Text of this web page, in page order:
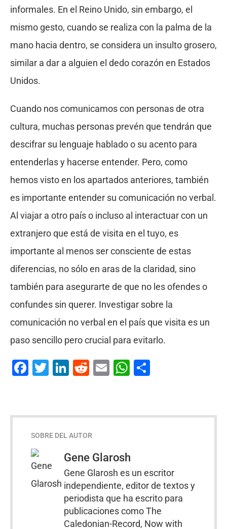
informales. En el Reino Unido, sin embargo, el
mismo gesto, cuando se realiza con la palma de la
mano hacia dentro, se considera un insulto grosero,
similar a dar a alguien el dedo corazón en Estados
Unidos.
Cuando nos comunicamos con personas de otra
cultura, muchas personas prevén que tendrán que
descifrar su lenguaje hablado o su acento para
entenderlas y hacerse entender. Pero, como
hemos visto en los apartados anteriores, también
es importante entender su comunicación no verbal.
Al viajar a otro país o incluso al interactuar con un
extranjero que está de visita en el tuyo, es
importante al menos ser consciente de estas
diferencias, no sólo en aras de la claridad, sino
también para asegurarte de que no les ofendes o
confundes sin querer. Investigar sobre la
comunicación no verbal en el país que visita es un
paso sencillo pero crucial para evitarlo.
Facebook
Twitter
LinkedIn
Reddit
EmailWhatsApp
Compartir
SOBRE DEL AUTOR
Gene Glarosh
Gene Glarosh es un escritor
independiente, editor de textos y
periodista que ha escrito para
publicaciones como The
Caledonian-Record, Now with